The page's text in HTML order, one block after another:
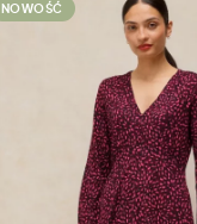
NOWOŚĆ